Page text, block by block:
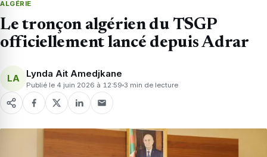
ALGÉRIE
Le tronçon algérien du TSGP
officiellement lancé depuis Adrar
LA Lynda Ait Amedjkane
Publié le 4 juin 2026 à 12:59 3 min de lecture